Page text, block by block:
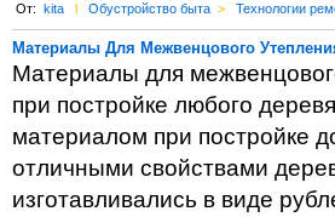
От: kita l Обустройство быта > Технологии
Материалы Для Межвенцового
Материалы для
при постройке любого
материалом при постройке
отличными свойствами
изготавливались в виде